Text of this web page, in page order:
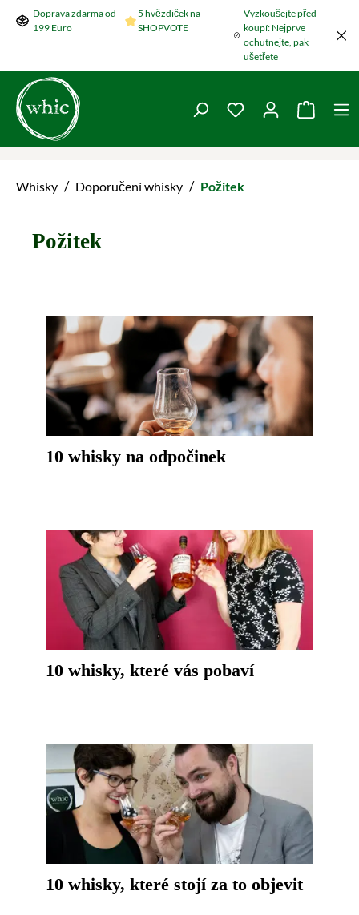
Přeskočit na hlavní obsah
Doprava zdarma od
199 Euro
5 hvězdiček na
SHOPVOTE
Vyzkoušejte před
koupí: Nejprve
ochutnejte, pak
ušetřete
Máte 0 položky v
Whisky / Doporučení whisky / Požitek
Požitek
10 whisky na odpočinek
10 whisky, které vás pobaví
10 whisky, které stojí za to objevit